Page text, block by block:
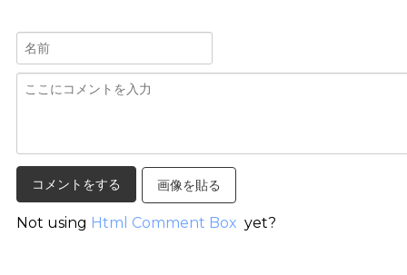
画像を貼る
Not using Html Comment Box yet?